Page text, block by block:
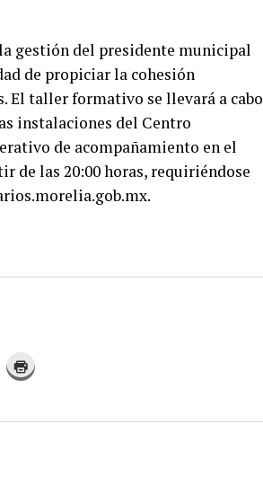
gestión del presidente municipal
de propiciar la cohesión
El taller formativo se llevará a cabo
instalaciones del Centro
de acompañamiento en el
de las 20:00 horas, requiriéndose